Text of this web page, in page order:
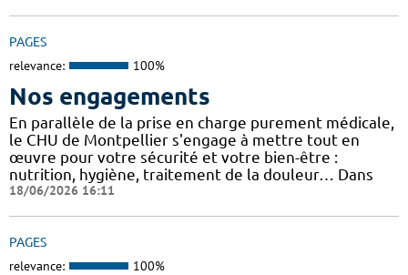
PAGES
relevance: 100%
Nos engagements
En parallèle de la prise en charge purement médicale,
le CHU de Montpellier s'engage à mettre tout en
œuvre pour votre sécurité et votre bien-être :
nutrition, hygiène, traitement de la douleur… Dans
18/06/2026 16:11
PAGES
relevance: 100%